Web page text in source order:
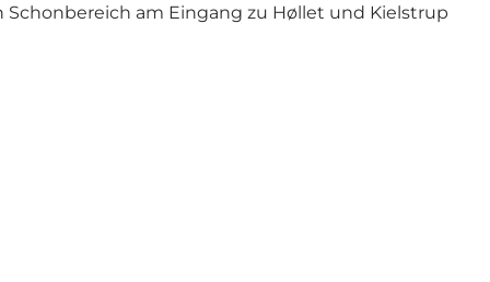
am Eingang zu Høllet und Kielstrup